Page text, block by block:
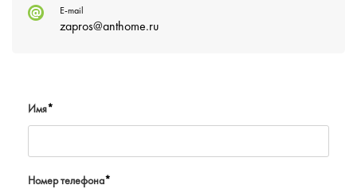
E-mail
zapros@anthome.ru
Имя*
Номер телефона*